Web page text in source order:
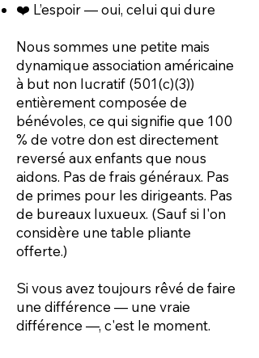
❤️ L’espoir — oui, celui qui dure
Nous sommes une petite mais
dynamique association américaine
à but non lucratif (501(c)(3))
entièrement composée de
bénévoles, ce qui signifie que 100
% de votre don est directement
reversé aux enfants que nous
aidons. Pas de frais généraux. Pas
de primes pour les dirigeants. Pas
de bureaux luxueux. (Sauf si l'on
considère une table pliante
offerte.)
Si vous avez toujours rêvé de faire
une différence — une vraie
différence —, c'est le moment.